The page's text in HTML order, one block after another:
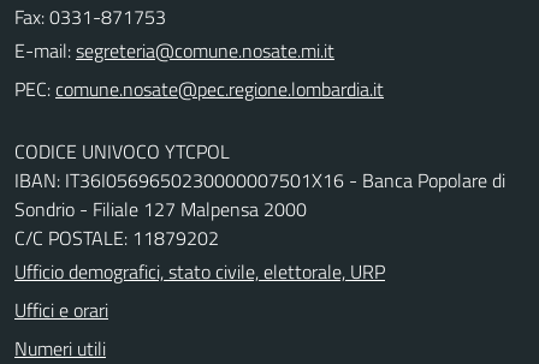
Fax: 0331-871753
E-mail:
PEC:
CODICE UNIVOCO YTCPOL
IBAN: IT36I0569650230000007501X16 - Banca Popolare di
Sondrio - Filiale 127 Malpensa 2000
C/C POSTALE: 11879202
Ufficio demografici, stato civile, elettorale, URP
Uffici e orari
Numeri utili